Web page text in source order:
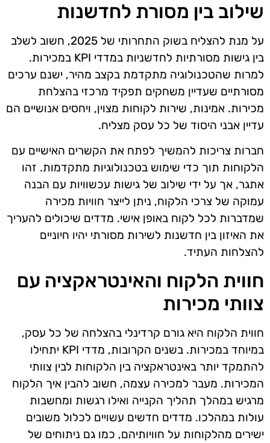
שילוב בין מסורת לחדשנות
על מנת להצליח בשוק התחרותי של 2025, חשוב לשלב
בין גישות מסורתיות לחדשניות במדדי KPI במכירות.
למרות שהטכנולוגיה מתקדמת בקצב מהיר, ישנם ערכים
מסורתיים שעדיין משחקים תפקיד מרכזי בהצלחת
מכירות. אמינות, שירות לקוחות מצוין, ויחסים אנושיים הם
עדיין אבני היסוד של כל עסק מצליח.
חברות צריכות להמשיך לפתח את הקשרים האישיים עם
הלקוחות תוך כדי שימוש בטכנולוגיות מתקדמות. זהו
אתגר, אך על ידי שילוב של גישות עכשוויות עם הבנה
עמוקה של צרכי הלקוח, ניתן לייצר חוויות מכירה
שמדברות לכל לקוח באופן אישי. מדדים שיכולים להעריך
את האיזון בין חדשנות לשירות מסורתי יהיו חיוניים
להצלחות העתיד.
חווית הלקוח והאינטראקציה עם
צוותי מכירות
חווית הלקוח היא גורם קרדינלי בהצלחה של כל עסק,
במיוחד במכירות. בשנים הקרובות, מדדי KPI יתחילו
להתמקד יותר באינטראקציה בין הלקוחות לבין צוותי
המכירות. מעבר למכירה עצמה, חשוב להבין איך הלקוח
מרגיש במהלך תהליך הקנייה ואילו רגשות ומחשבות
עולות במהלכו. מדדים חדשים עשויים לכלול משובים
ישירים מהלקוחות על חוויותיהם, כמו גם ניתוחים של